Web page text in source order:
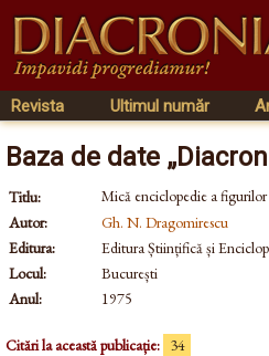
Revista Ultimul număr
Baza de date
Titlu:
Mică enciclopedie a figurilor
Autor:
Gh. N. Dragomirescu
Editura:
Editura Științifică și
Locul:
București
Anul:
1975
Citări la această publicație: 34